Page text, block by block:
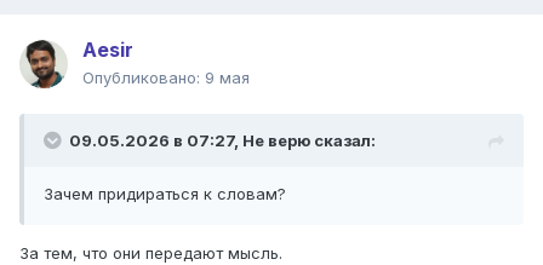
Aesir
Опубликовано: 9 мая
09.05.2026 в 07:27, Не верю сказал:
Зачем придираться к словам?
За тем, что они передают мысль.